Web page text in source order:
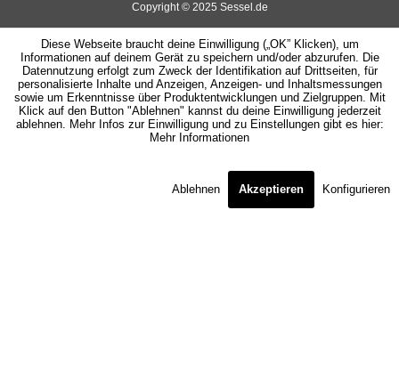
Copyright © 2025 Sessel.de
Diese Webseite braucht deine Einwilligung („OK” Klicken), um
Informationen auf deinem Gerät zu speichern und/oder abzurufen. Die
Datennutzung erfolgt zum Zweck der Identifikation auf Drittseiten, für
personalisierte Inhalte und Anzeigen, Anzeigen- und Inhaltsmessungen
sowie um Erkenntnisse über Produktentwicklungen und Zielgruppen. Mit
Klick auf den Button "Ablehnen" kannst du deine Einwilligung jederzeit
ablehnen. Mehr Infos zur Einwilligung und zu Einstellungen gibt es hier:
Mehr Informationen
Ablehnen Akzeptieren Konfigurieren